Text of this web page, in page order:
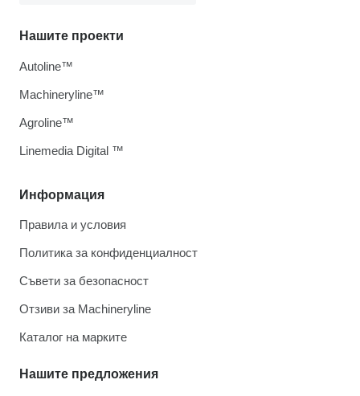
Информация
Правила и условия
Политика за конфиденциалност
Съвети за безопасност
Отзиви за Machineryline
Каталог на марките
Нашите предложения
Нашите проекти
Autoline™
Machineryline™
Agroline™
Linemedia Digital ™